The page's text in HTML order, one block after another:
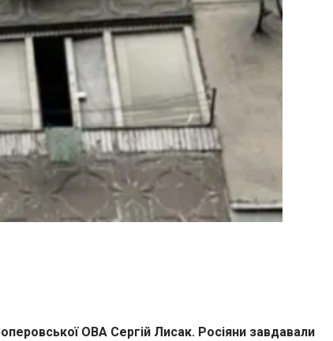
ОВА Сергій Лисак. Росіяни завдавали